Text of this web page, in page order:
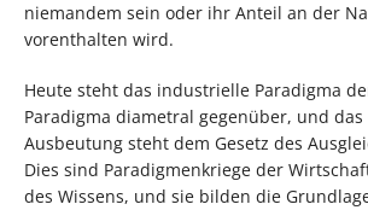
niemandem sein oder ihr Anteil an der
vorenthalten wird.
Heute steht das industrielle Paradigma
Paradigma diametral gegenüber, und das
Ausbeutung steht dem Gesetz des
Dies sind Paradigmenkriege der
des Wissens, und sie bilden die